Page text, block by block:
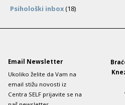
Psihološki inbox(18)
Email Newsletter
Ukoliko želite da Vam na
email stižu novosti iz
Centra SELF prijavite se na